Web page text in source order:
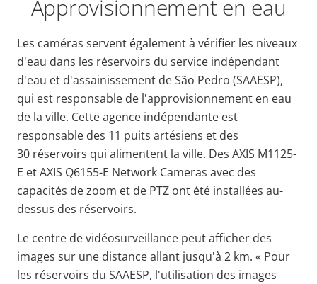
Approvisionnement en eau
Les caméras servent également à vérifier les niveaux
d'eau dans les réservoirs du service indépendant
d'eau et d'assainissement de São Pedro (SAAESP),
qui est responsable de l'approvisionnement en eau
de la ville. Cette agence indépendante est
responsable des 11 puits artésiens et des
30 réservoirs qui alimentent la ville. Des AXIS M1125-
E et AXIS Q6155-E Network Cameras avec des
capacités de zoom et de PTZ ont été installées au-
dessus des réservoirs.
Le centre de vidéosurveillance peut afficher des
images sur une distance allant jusqu'à 2 km. « Pour
les réservoirs du SAAESP, l'utilisation des images